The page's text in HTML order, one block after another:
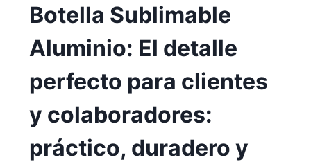
Botella Sublimable
Aluminio: El detalle
perfecto para clientes
y colaboradores:
práctico, duradero y